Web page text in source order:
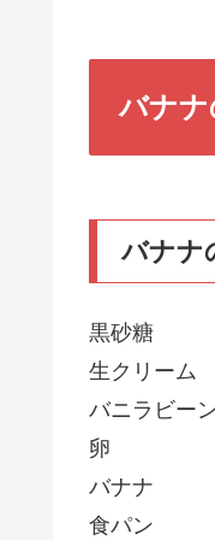
バナ
バナナ
黒砂糖
生クリーム
バニラビー
卵
バナナ
食パン